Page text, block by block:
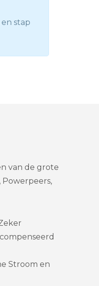
stap
van de grote
Powerpeers,
Stroom en